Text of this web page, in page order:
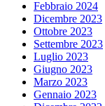
Febbraio 2024
Dicembre 2023
Ottobre 2023
Settembre 2023
Luglio 2023
Giugno 2023
Marzo 2023
Gennaio 2023